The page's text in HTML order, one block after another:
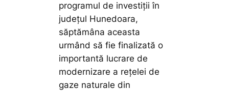
programul de investiții în
județul Hunedoara,
săptămâna aceasta
urmând să fie finalizată o
importantă lucrare de
modernizare a rețelei de
gaze naturale din